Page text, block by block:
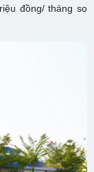
đồng/ tháng so